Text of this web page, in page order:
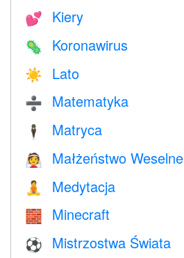
💕 Kiery
🦠 Koronawirus
☀️ Lato
➗ Matematyka
🕴️ Matryca
👰 Małżeństwo Weselne
🧘 Medytacja
🧱 Minecraft
⚽ Mistrzostwa Świata